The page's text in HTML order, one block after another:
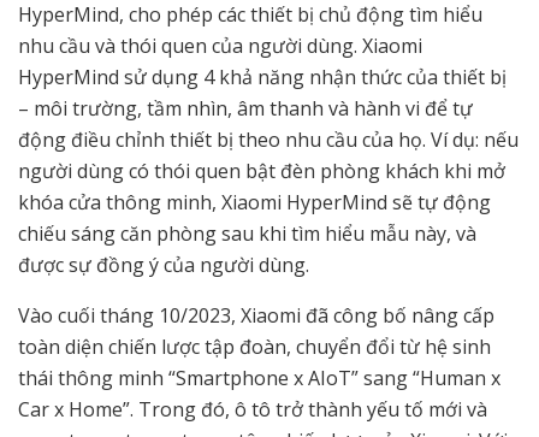
HyperMind, cho phép các thiết bị chủ động tìm hiểu
nhu cầu và thói quen của người dùng. Xiaomi
HyperMind sử dụng 4 khả năng nhận thức của thiết bị
– môi trường, tầm nhìn, âm thanh và hành vi để tự
động điều chỉnh thiết bị theo nhu cầu của họ. Ví dụ: nếu
người dùng có thói quen bật đèn phòng khách khi mở
khóa cửa thông minh, Xiaomi HyperMind sẽ tự động
chiếu sáng căn phòng sau khi tìm hiểu mẫu này, và
được sự đồng ý của người dùng.
Vào cuối tháng 10/2023, Xiaomi đã công bố nâng cấp
toàn diện chiến lược tập đoàn, chuyển đổi từ hệ sinh
thái thông minh “Smartphone x AIoT” sang “Human x
Car x Home”. Trong đó, ô tô trở thành yếu tố mới và